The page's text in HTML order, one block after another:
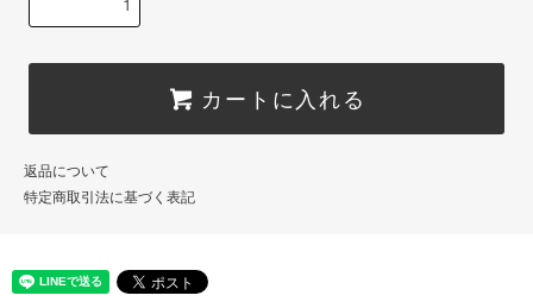
カートに入れる
返品について
特定商取引法に基づく表記